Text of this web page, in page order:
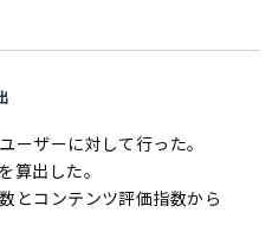
ーザーに対して行った。
算出した。
とコンテンツ評価指数から